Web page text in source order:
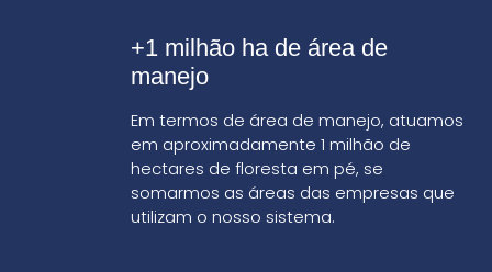
+1 milhão ha de área de
manejo
Em termos de área de manejo, atuamos
em aproximadamente 1 milhão de
hectares de floresta em pé, se
somarmos as áreas das empresas que
utilizam o nosso sistema.